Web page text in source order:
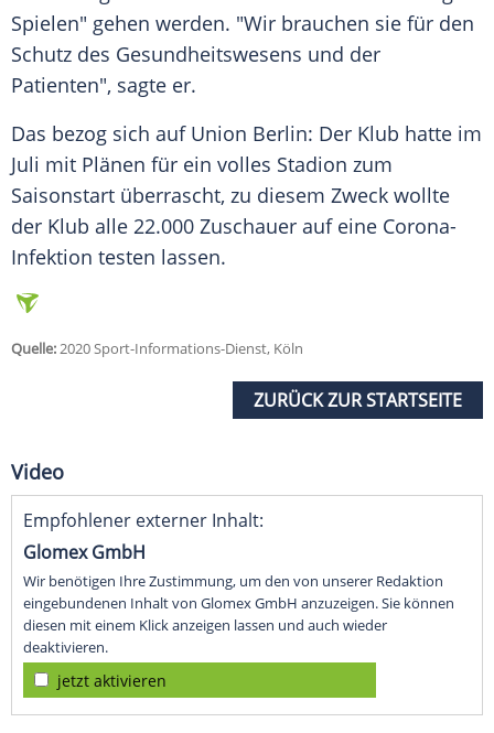
Spielen" gehen werden. "Wir brauchen sie für den
Schutz des Gesundheitswesens und der
Patienten", sagte er.
Das bezog sich auf Union Berlin: Der Klub hatte im
Juli mit Plänen für ein volles Stadion zum
Saisonstart überrascht, zu diesem Zweck wollte
der Klub alle 22.000 Zuschauer auf eine Corona-
Infektion testen lassen.
Quelle:2020 Sport-Informations-Dienst, Köln
ZURÜCK ZUR STARTSEITE
Video
Empfohlener externer Inhalt:
Glomex GmbH
Wir benötigen Ihre Zustimmung, um den von unserer Redaktion
eingebundenen Inhalt von Glomex GmbH anzuzeigen. Sie können
diesen mit einem Klick anzeigen lassen und auch wieder
deaktivieren.
jetzt aktivieren